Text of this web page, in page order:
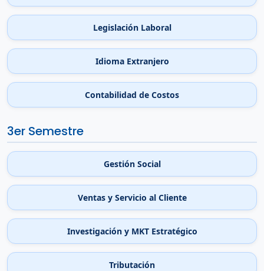
Legislación Laboral
Idioma Extranjero
Contabilidad de Costos
3er Semestre
Gestión Social
Ventas y Servicio al Cliente
Investigación y MKT Estratégico
Tributación